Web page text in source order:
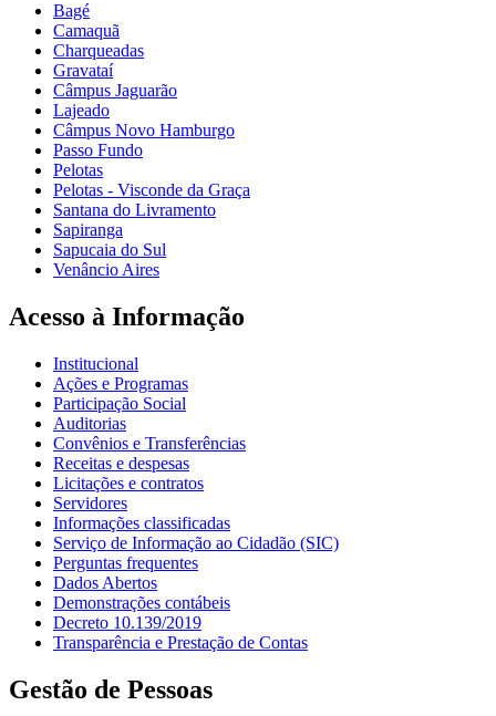
Bagé
Camaquã
Charqueadas
Gravataí
Câmpus Jaguarão
Lajeado
Câmpus Novo Hamburgo
Passo Fundo
Pelotas
Pelotas - Visconde da Graça
Santana do Livramento
Sapiranga
Sapucaia do Sul
Venâncio Aires
Acesso à Informação
Institucional
Ações e Programas
Participação Social
Auditorias
Convênios e Transferências
Receitas e despesas
Licitações e contratos
Servidores
Informações classificadas
Serviço de Informação ao Cidadão (SIC)
Perguntas frequentes
Dados Abertos
Demonstrações contábeis
Decreto 10.139/2019
Transparência e Prestação de Contas
Gestão de Pessoas